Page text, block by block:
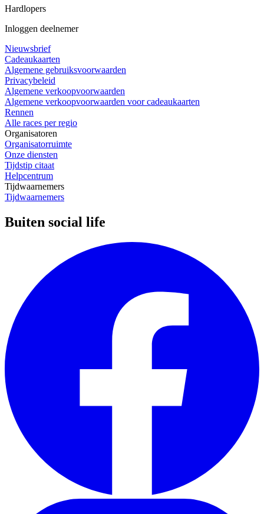
Hardlopers
Inloggen deelnemer
Nieuwsbrief
Cadeaukaarten
Algemene gebruiksvoorwaarden
Privacybeleid
Algemene verkoopvoorwaarden
Algemene verkoopvoorwaarden voor cadeaukaarten
Rennen
Alle races per regio
Organisatoren
Organisatorruimte
Onze diensten
Tijdstip citaat
Helpcentrum
Tijdwaarnemers
Tijdwaarnemers
Buiten social life